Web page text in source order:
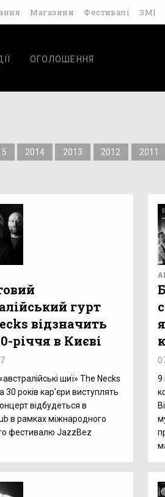
Магазини Фестивалі ЗМІ
ОГОЛОШЕННЯ
2014 2013 2012 2011
гурт
відзначить
річчя в Києві
шиї» The Necks
30 років кар'єри виступлять
відбудеться в
в рамках міжнародного
фестивалю JazzBez
9